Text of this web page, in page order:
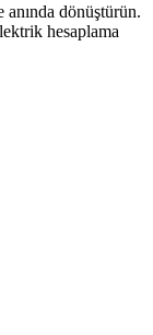
dönüştürün.
hesaplama